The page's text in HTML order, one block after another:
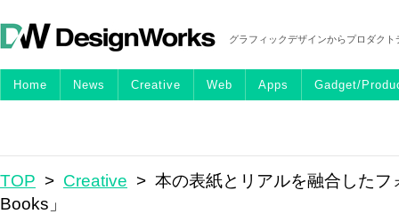
グラフィックデザインからプロダク
Home News Creative Web Apps Gadget/
TOP > Creative > 本の表紙とリアルを融合したフ
Books」